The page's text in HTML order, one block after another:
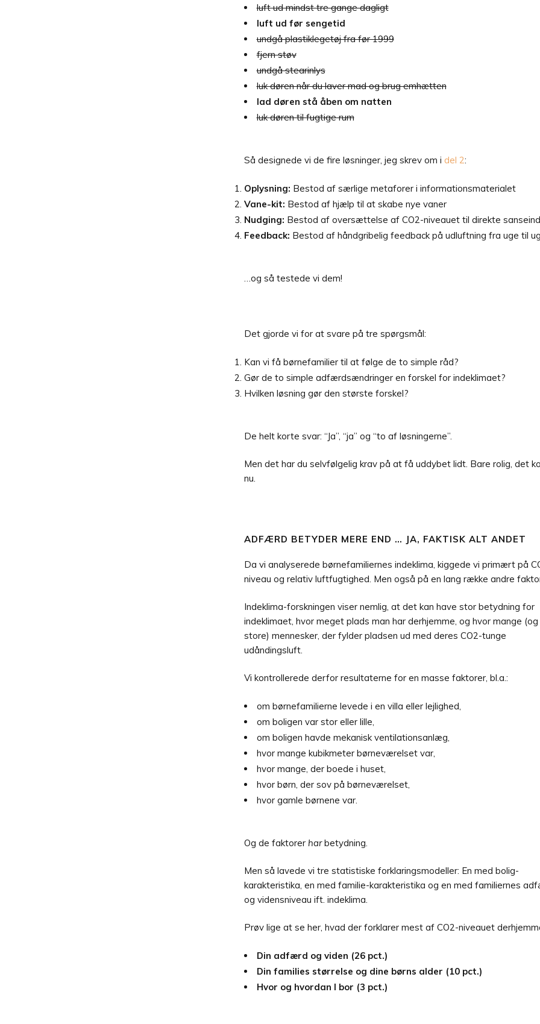
luft ud mindst tre gange dagligt
luft ud før sengetid
undgå plastiklegetøj fra før 1999
fjern støv
undgå stearinlys
luk døren når du laver mad og brug emhætten
lad døren stå åben om natten
luk døren til fugtige rum
Så designede vi de fire løsninger, jeg skrev om i del 2:
Oplysning: Bestod af særlige metaforer i informationsmaterialet
Vane-kit: Bestod af hjælp til at skabe nye vaner
Nudging: Bestod af oversættelse af CO2-niveauet til direkte
Feedback: Bestod af håndgribelig feedback på udluftning fra uge til
…og så testede vi dem!
Det gjorde vi for at svare på tre spørgsmål:
Kan vi få børnefamilier til at følge de to simple råd?
Gør de to simple adfærdsændringer en forskel for indeklimaet?
Hvilken løsning gør den største forskel?
De helt korte svar: “Ja”, “ja” og “to af løsningerne”.
Men det har du selvfølgelig krav på at få uddybet lidt. Bare rolig, det
nu.
ADFÆRD BETYDER MERE END … JA, FAKTISK ALT ANDET
Da vi analyserede børnefamiliernes indeklima, kiggede vi primært på
niveau og relativ luftfugtighed. Men også på en lang række andre
Indeklima-forskningen viser nemlig, at det kan have stor betydning for
indeklimaet, hvor meget plads man har derhjemme, og hvor mange (og
store) mennesker, der fylder pladsen ud med deres CO2-tunge
udåndingsluft.
Vi kontrollerede derfor resultaterne for en masse faktorer, bl.a.:
om børnefamilierne levede i en villa eller lejlighed,
om boligen var stor eller lille,
om boligen havde mekanisk ventilationsanlæg,
hvor mange kubikmeter børneværelset var,
hvor mange, der boede i huset,
hvor børn, der sov på børneværelset,
hvor gamle børnene var.
Og de faktorer harbetydning.
Men så lavede vi tre statistiske forklaringsmodeller: En med bolig-
karakteristika, en med familie-karakteristika og en med familiernes
og vidensniveau ift. indeklima.
Prøv lige at se her, hvad der forklarer mest af CO2-niveauet
Din adfærd og viden (26 pct.)
Din families størrelse og dine børns alder (10 pct.)
Hvor og hvordan I bor (3 pct.)